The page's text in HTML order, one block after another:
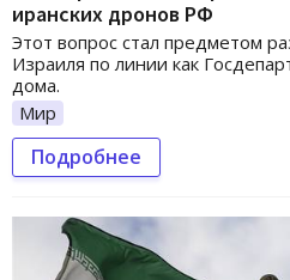
иранских дронов РФ
Этот вопрос стал предметом
Израиля по линии как
дома.
Мир
Подробнее